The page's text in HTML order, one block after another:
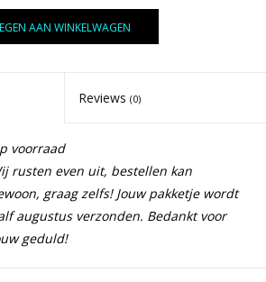
AAN WINKELWAGEN
Reviews (0)
voorraad
rusten even uit, bestellen kan
graag zelfs! Jouw pakketje wordt
augustus verzonden. Bedankt voor
geduld!